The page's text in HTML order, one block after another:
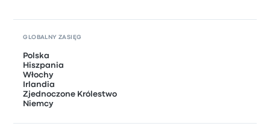
GLOBALNY ZASIĘG
Polska
Hiszpania
Włochy
Irlandia
Zjednoczone Królestwo
Niemcy